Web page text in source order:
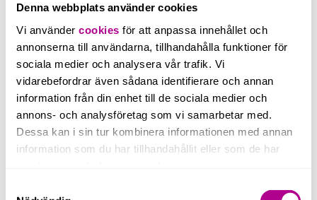
Denna webbplats använder cookies
Vi använder cookies för att anpassa innehållet och
annonserna till användarna, tillhandahålla funktioner för
sociala medier och analysera vår trafik. Vi
vidarebefordrar även sådana identifierare och annan
information från din enhet till de sociala medier och
annons- och analysföretag som vi samarbetar med.
Dessa kan i sin tur kombinera informationen med annan
information som du har tillhandahållit eller som de har
LinaHoff